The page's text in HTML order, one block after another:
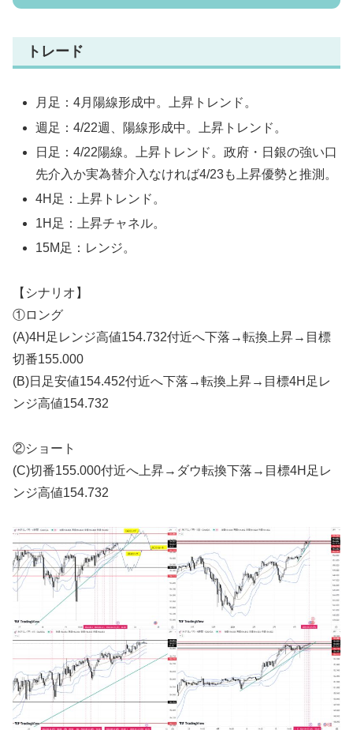
トレード
月足：4月陽線形成中。上昇トレンド。
週足：4/22週、陽線形成中。上昇トレンド。
日足：4/22陽線。上昇トレンド。政府・日銀の強い口
先介入か実為替介入なければ4/23も上昇優勢と推測。
4H足：上昇トレンド。
1H足：上昇チャネル。
15M足：レンジ。
【シナリオ】
①ロング
(A)4H足レンジ高値154.732付近へ下落→転換上昇→目標
切番155.000
(B)日足安値154.452付近へ下落→転換上昇→目標4H足レ
ンジ高値154.732
②ショート
(C)切番155.000付近へ上昇→ダウ転換下落→目標4H足レ
ンジ高値154.732